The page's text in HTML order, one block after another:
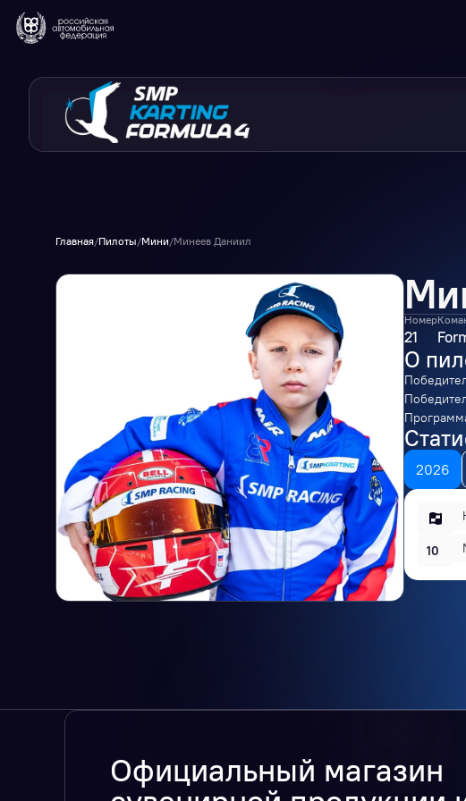
Главная/Пилоты/Мини/Минеев Даниил
Номер
21
О
2026
10
Официальный магазин